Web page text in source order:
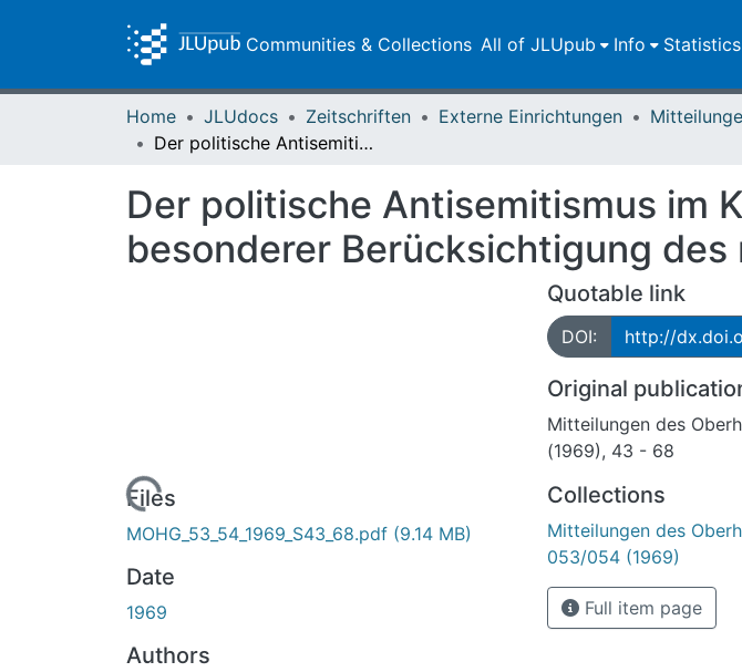
Communities & Collections All of JLUpub Info Statistics
Home JLUdocs Zeitschriften Externe Einrichtungen
Der politische Antisemitismus im Kaiserreich (1871-1900) unter besonderer Berücksichtigung des mittelhessischen Raumes
Der politische Antisemitismus im
besonderer Berücksichtigung
Loading...
Files
MOHG_53_54_1969_S43_68.pdf (9.14 MB)
Date
1969
Authors
Quotable link
DOI: http://
Original
Mitteilungen des
(1969), 43 - 68
Collections
Mitteilungen des
053/054 (1969)
Full item page